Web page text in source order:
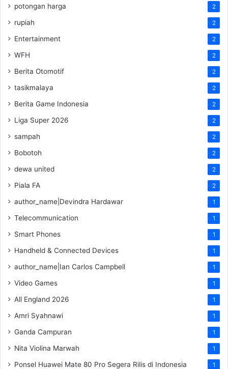
potongan harga 2
rupiah 2
Entertainment 2
WFH 2
Berita Otomotif 2
tasikmalaya 2
Berita Game Indonesia 2
Liga Super 2026 2
sampah 2
Bobotoh 2
dewa united 2
Piala FA 2
author_name|Devindra Hardawar 1
Telecommunication 1
Smart Phones 1
Handheld & Connected Devices 1
author_name|Ian Carlos Campbell 1
Video Games 1
All England 2026 1
Amri Syahnawi 1
Ganda Campuran 1
Nita Violina Marwah 1
Ponsel Huawei Mate 80 Pro Segera Rilis di Indonesia 1